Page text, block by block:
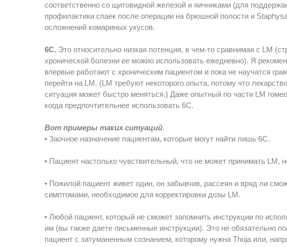
соответственно со щитовидной железой и яичниками (для
профилактики спаек после операции на брюшной полости и
осложнений комариных укусов.
6С. Это относительно низкая потенция, в чем-то сравнимая с LM
хронической болезни ее можно использовать ежедневно). Я
впервые работают с хроническим пациентом и пока не научатся
перейти на LM. (LM требуют некоторого опыта, потому что
ситуация может быстро меняться.) Даже опытный по части LM
когда предпочтительнее использовать 6С.
Вот примеры таких ситуаций.
• Заочное назначение пациентам, которые могут найти лишь 6С.
• Пациент настолько чувствительный, что не может принимать LM,
• Пожилой пациент живет один, он забывчив, рассеян и вряд ли
симптомами, необходимое для корректировки дозы LM.
• Любой пациент, который не сможет запомнить инструкции по
им (вы также даете письменные инструкции). Это не обязательно
пациент с затуманенным сознанием, которому нужна Thuja или,